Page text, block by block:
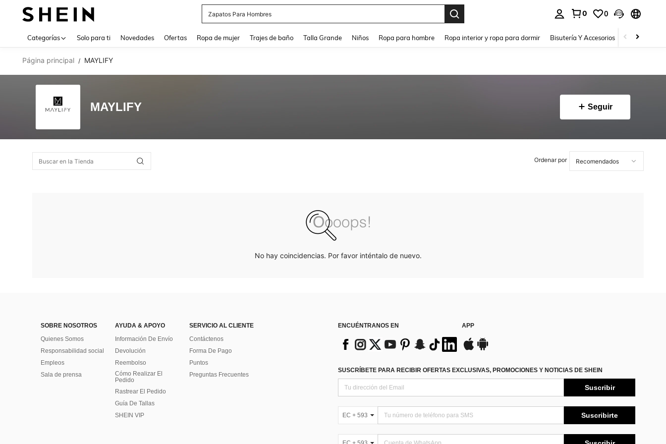
Zapatos Para Hombres
0 0
Categorías Solo para ti Novedades Ofertas Ropa de mujer Trajes de baño Talla Grande Niños Ropa para hombre Ropa interior y ropa para dormir Bisutería Y Accesorios Zapatos
Página principal / MAYLIFY
MAYLIFY Seguir
Ordenar por
No hay coincidencias. Por favor inténtalo de nuevo.
SOBRE NOSOTROS
Quienes Somos
Responsabilidad social
Empleos
Sala de prensa
AYUDA & APOYO
Información De Envío
Devolución
Reembolso
Cómo Realizar El
Pedido
Rastrear El Pedido
Guía De Tallas
SHEIN VIP
SERVICIO AL CLIENTE
Contáctenos
Forma De Pago
Puntos
Preguntas Frecuentes
ENCUÉNTRANOS EN APP
SUSCRÍBETE PARA RECIBIR OFERTAS EXCLUSIVAS, PROMOCIONES Y NOTICIAS DE SHEIN
Suscribir
EC + 593 Suscribirte